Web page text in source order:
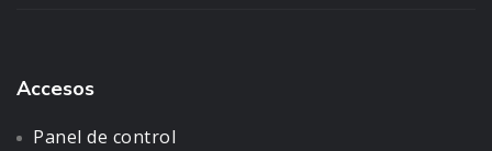
Accesos
Panel de control